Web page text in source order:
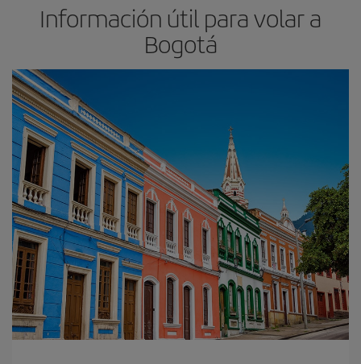
Información útil para volar a
Bogotá